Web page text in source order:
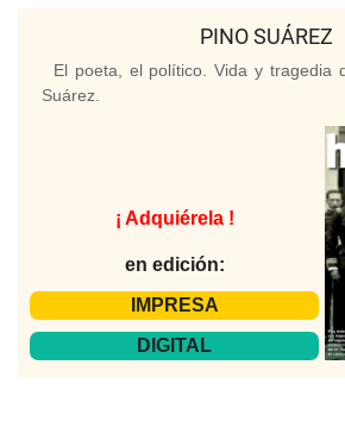
PINO SUÁREZ
El poeta, el político. Vida y tragedia
Suárez.
¡ Adquiérela !
en edición:
IMPRESA
DIGITAL